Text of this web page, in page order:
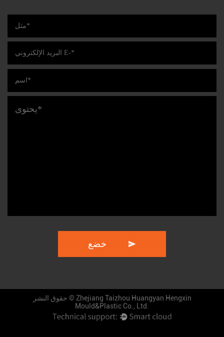
حقوق النشر ©Zhejiang Taizhou Huangyan Hengxin
Mould&Plastic Co., Ltd.